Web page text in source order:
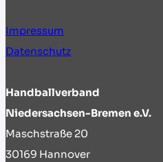
Impressum
Datenschutz
Handballverband
Niedersachsen-Bremen e.V.
Maschstraße 20
30169 Hannover